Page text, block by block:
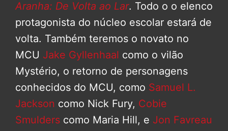
Aranha: De Volta ao Lar. Todo o o elenco
protagonista do núcleo escolar estará de
volta. Também teremos o novato no
MCU Jake Gyllenhaal como o vilão
Mystério, o retorno de personagens
conhecidos do MCU, como Samuel L.
Jackson como Nick Fury, Cobie
Smulders como Maria Hill, e Jon Favreau